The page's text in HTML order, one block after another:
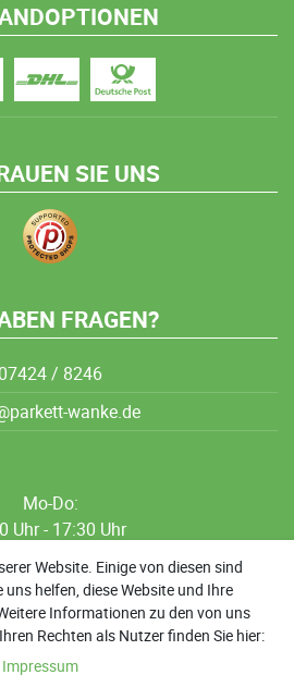
SIE UNS
FRAGEN?
07424 / 8246
wanke.de
Mo-Do:
Uhr - 17:30 Uhr
Uhr - 12:00 Uhr
Uhr - 17:30 Uhr
Uhr - 13:00 Uhr
Website. Einige von diesen sind
helfen, diese Website und Ihre
Informationen zu den von uns
Rechten als Nutzer finden Sie hier:
Impressum